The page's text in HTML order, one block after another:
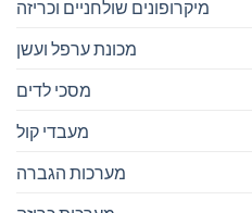
מיקרופונים שולחניים וכריזה
מכונת ערפל ועשן
מסכי לדים
מעבדי קול
מערכות הגברה